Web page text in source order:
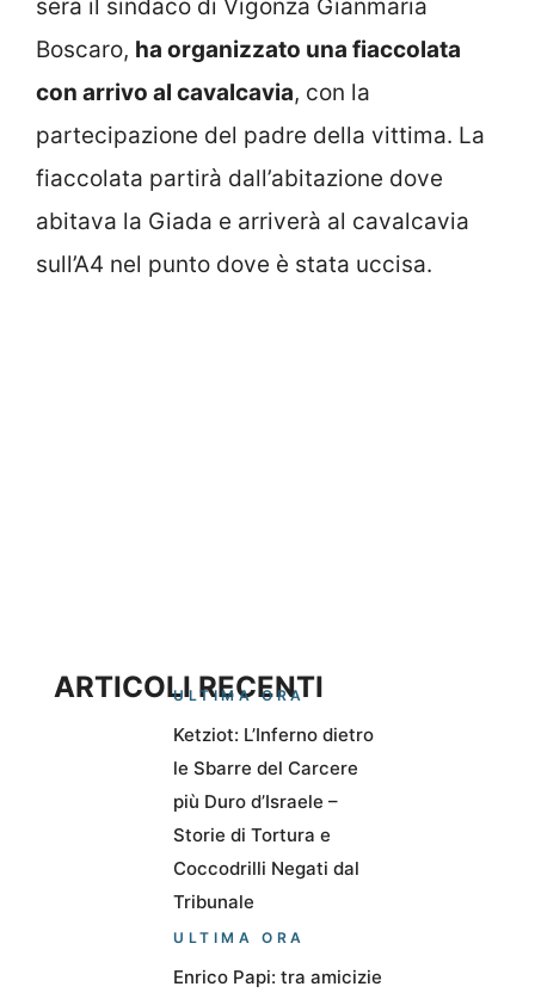
sera il sindaco di Vigonza Gianmaria
Boscaro, ha organizzato una fiaccolata
con arrivo al cavalcavia, con la
partecipazione del padre della vittima. La
fiaccolata partirà dall’abitazione dove
abitava la Giada e arriverà al cavalcavia
sull’A4 nel punto dove è stata uccisa.
ARTICOLI RECENTI
ULTIMA ORA
Ketziot: L’Inferno dietro
le Sbarre del Carcere
più Duro d’Israele –
Storie di Tortura e
Coccodrilli Negati dal
Tribunale
ULTIMA ORA
Enrico Papi: tra amicizie